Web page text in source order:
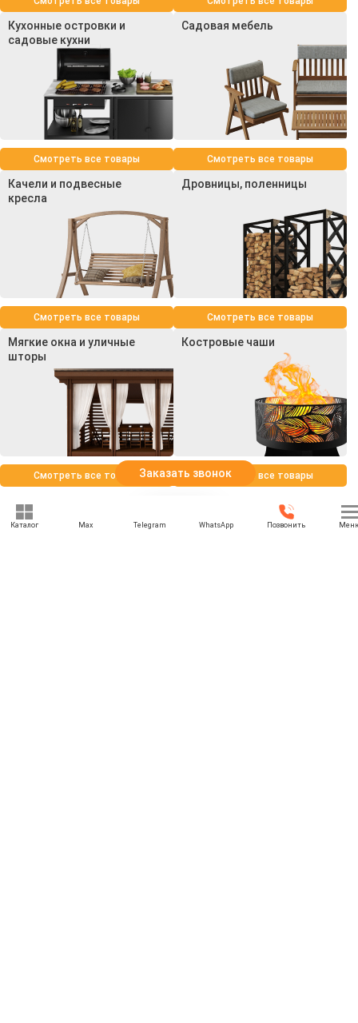
Кухонные островки и
садовые кухни
Смотреть все товары
Садовая мебель
Смотреть все товары
Качели и подвесные
кресла
Смотреть все товары
Дровницы, поленницы
Смотреть все товары
Мягкие окна и уличные
шторы
Смотреть все товары
Костровые чаши
Смотреть все товары
Заказать звонок
Каталог Max Telegram WhatsApp Позвонить